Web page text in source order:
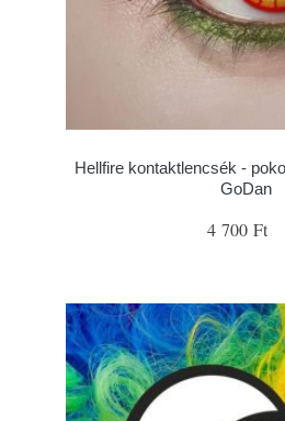
Hellfire kontaktlencsék -
GoDan
4 700 Ft